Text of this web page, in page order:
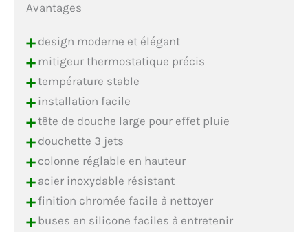
Avantages
+design moderne et élégant
+mitigeur thermostatique précis
+température stable
+installation facile
+tête de douche large pour effet pluie
+douchette 3 jets
+colonne réglable en hauteur
+acier inoxydable résistant
+finition chromée facile à nettoyer
+buses en silicone faciles à entretenir